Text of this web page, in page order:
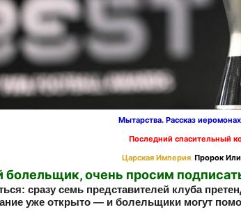
Мытарства. Рассказ
Последний спасительный
Царская Империя Пророк
болельщик, очень просим
сразу семь представителей клуба
уже открыто — и болельщики могут